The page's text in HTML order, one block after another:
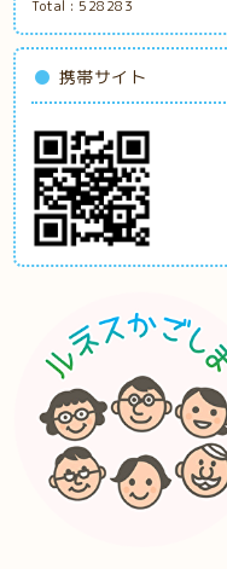
Total : 528283
携帯サイト